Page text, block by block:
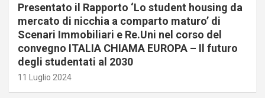
Presentato il Rapporto ‘Lo student housing da
mercato di nicchia a comparto maturo’ di
Scenari Immobiliari e Re.Uni nel corso del
convegno ITALIA CHIAMA EUROPA – Il futuro
degli studentati al 2030
11 Luglio 2024